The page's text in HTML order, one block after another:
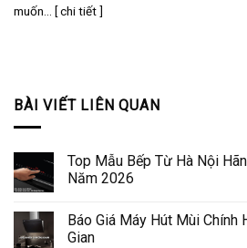
muốn... [ chi tiết ]
BÀI VIẾT LIÊN QUAN
Top Mẫu Bếp Từ Hà Nội
Năm 2026
Báo Giá Máy Hút Mùi Chính
Gian